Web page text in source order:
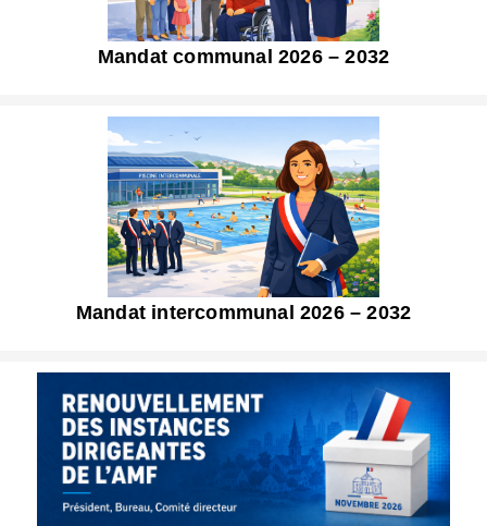
Mandat communal 2026 – 2032
Mandat intercommunal 2026 – 2032